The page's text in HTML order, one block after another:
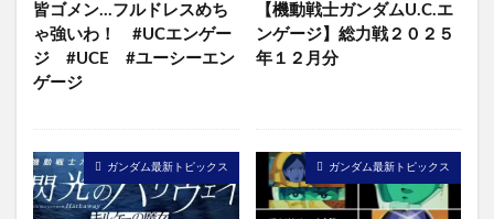
皆ゴメン…フルドレスめち
ゃ強いわ！ #UCエンゲー
ジ #UCE #ユーシーエン
ゲージ
【機動戦士ガンダムU.C.エ
ンゲージ】総力戦２０２５
年１２月分
ガンダム最新トピックス ガンダム最新トピックス